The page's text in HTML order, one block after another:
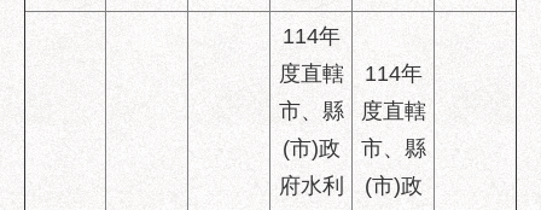
114年
度直轄
市、縣
(市)政
府水利
114年
度直轄
市、縣
(市)政